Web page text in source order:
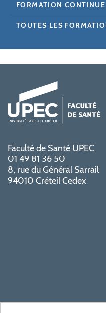
FORMATION CONTINUE
TOUTES LES
Faculté de Santé UPEC
01 49 81 36 50
8, rue du Général Sarrail
94010 Créteil Cedex